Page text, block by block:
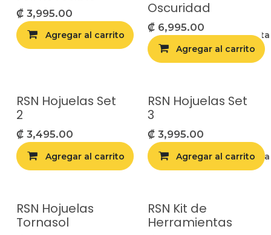
₡ 3,995.00
Agregar al carrito Agregar a la
Oscuridad
₡ 6,995.00
Agregar al carrito
RSN Hojuelas Set
2
₡ 3,495.00
Agregar al carrito Agregar a la
RSN Hojuelas Set
3
₡ 3,995.00
Agregar al carrito
RSN Hojuelas
Tornasol
RSN Kit de
Herramientas